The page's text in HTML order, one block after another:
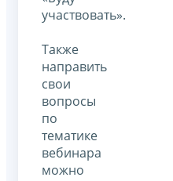
участвовать».
Также
направить
свои
вопросы
по
тематике
вебинара
можно